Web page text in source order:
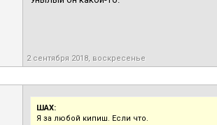
2 сентября 2018, воскресенье
ШАХ:
Я за любой кипиш. Если что.